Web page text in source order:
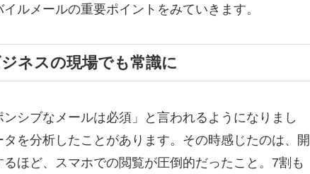
ルメールの重要ポイントをみていきます。
ネスの現場でも常識に
シブなメールは必須」と言われるようになりまし
を分析したことがあります。その時感じたのは、開
ほど、スマホでの閲覧が圧倒的だったこと。7割も